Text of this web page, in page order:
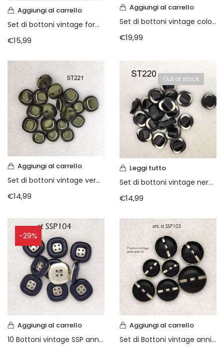
Aggiungi al carrello
Set di bottoni vintage forma ovale anni 70
€15,99
Aggiungi al carrello
Set di bottoni vintage color marrone grigio
€19,99
Aggiungi al carrello
Set di bottoni vintage verde anni 70
€14,99
Out of stock
Leggi tutto
Set di bottoni vintage nero grigio
€14,99
-29%
Aggiungi al carrello
10 Bottoni vintage SSP anni 70
Aggiungi al carrello
Set di Bottoni vintage anni 70 SSP